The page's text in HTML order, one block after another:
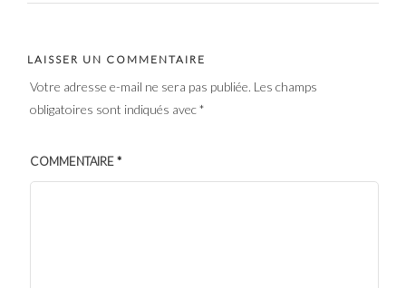
LAISSER UN COMMENTAIRE
Votre adresse e-mail ne sera pas publiée. Les champs
obligatoires sont indiqués avec*
COMMENTAIRE*